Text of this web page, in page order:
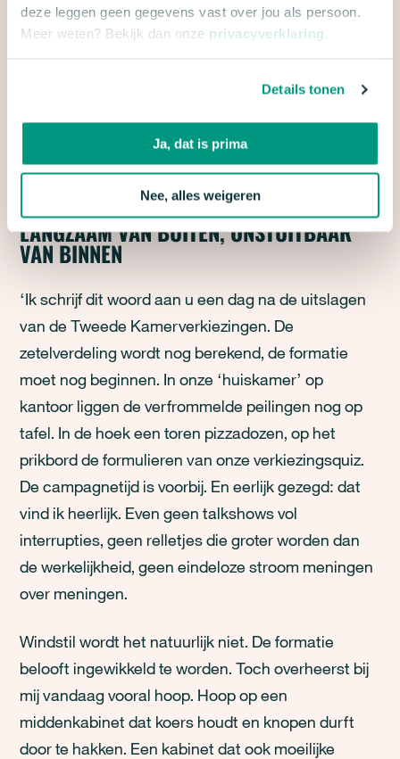
deze leggen geen gegevens vast over jou als persoon.
Meer weten? Bekijk dan onze privacyverklaring .
Details tonen
Ja, dat is prima
Nee, alles weigeren
LANGZAAM VAN BUITEN, ONSTUITBAAR
VAN BINNEN
‘Ik schrijf dit woord aan u een dag na de uitslagen
van de Tweede Kamerverkiezingen. De
zetelverdeling wordt nog berekend, de formatie
moet nog beginnen. In onze ‘huiskamer’ op
kantoor liggen de verfrommelde peilingen nog op
tafel. In de hoek een toren pizzadozen, op het
prikbord de formulieren van onze verkiezingsquiz.
De campagnetijd is voorbij. En eerlijk gezegd: dat
vind ik heerlijk. Even geen talkshows vol
interrupties, geen relletjes die groter worden dan
de werkelijkheid, geen eindeloze stroom meningen
over meningen.
Windstil wordt het natuurlijk niet. De formatie
belooft ingewikkeld te worden. Toch overheerst bij
mij vandaag vooral hoop. Hoop op een
middenkabinet dat koers houdt en knopen durft
door te hakken. Een kabinet dat ook moeilijke